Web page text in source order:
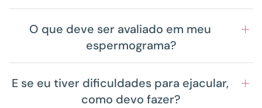
O que deve ser avaliado em meu
espermograma?
E se eu tiver dificuldades para ejacular,
como devo fazer?